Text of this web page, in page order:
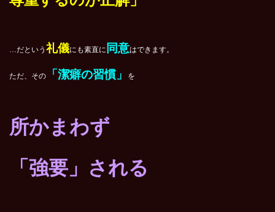
…だという 礼儀にも素直に 同意はできます。
ただ、その 「潔癖の習慣」 を
所かまわず
「強要」される